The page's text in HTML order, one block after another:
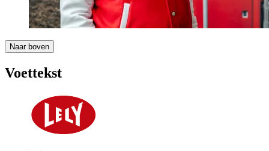
Naar boven
Voettekst